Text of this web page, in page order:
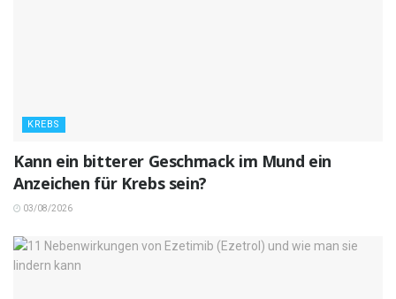
KREBS
Kann ein bitterer Geschmack im Mund ein
Anzeichen für Krebs sein?
03/08/2026